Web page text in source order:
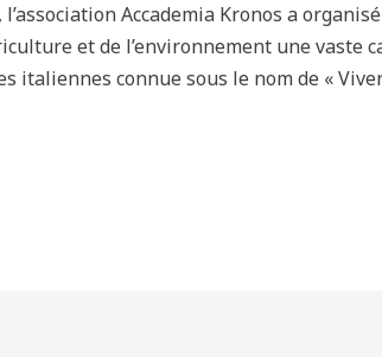
Accademia Kronos a
et de l’environnement une vaste
italiennes connue sous le nom de «